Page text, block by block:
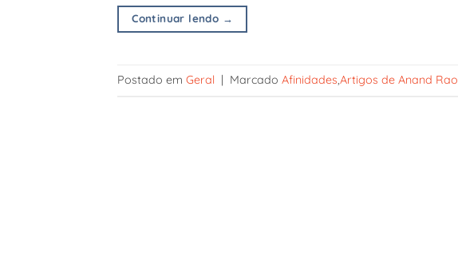
Continuar lendo →
Postado em Geral | Marcado Afinidades,Artigos de Anand Rao